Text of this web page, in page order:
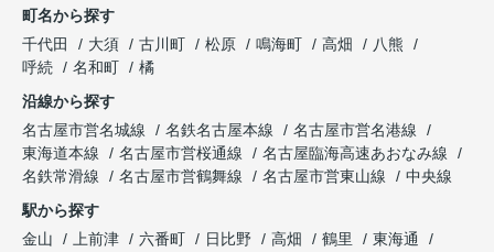
町名から探す
千代田
大須 古川町 松原 鳴海町 高畑
八熊
呼続
名和町
橘
沿線から探す
名古屋市営名城線
名鉄名古屋本線
名古屋市営名港線
東海道本線
名古屋市営桜通線
名古屋臨海高速あおなみ線
名鉄常滑線
名古屋市営鶴舞線 名古屋市営東山線
中央線
駅から探す
金山
上前津 六番町 日比野 高畑 鶴里
東海通